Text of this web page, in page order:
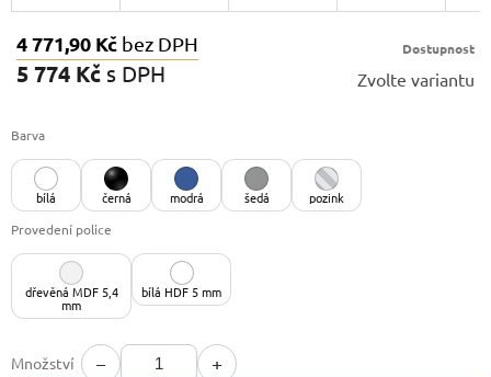
4 771,90 Kč bez DPH
5 774 Kč s DPH
Dostupnost
Zvolte variantu
Barva
bílá černá modrá šedá
pozink
Provedení police
dřevěná MDF 5,4
mm
bílá HDF 5 mm
Množství − +